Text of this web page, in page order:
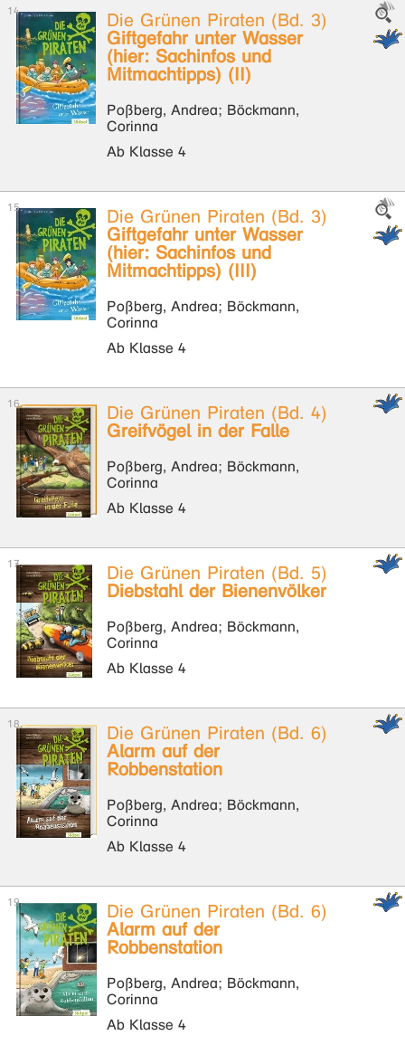
Die Grünen Piraten (Bd. 3)
Giftgefahr unter Wasser
(hier: Sachinfos und
Mitmachtipps) (II)
Poßberg, Andrea; Böckmann,
Corinna
Ab Klasse 4
Die Grünen Piraten (Bd. 3)
Giftgefahr unter Wasser
(hier: Sachinfos und
Mitmachtipps) (III)
Poßberg, Andrea; Böckmann,
Corinna
Ab Klasse 4
Die Grünen Piraten (Bd. 4)
Greifvögel in der Falle
Poßberg, Andrea; Böckmann,
Corinna
Ab Klasse 4
Die Grünen Piraten (Bd. 5)
Diebstahl der Bienenvölker
Poßberg, Andrea; Böckmann,
Corinna
Ab Klasse 4
Die Grünen Piraten (Bd. 6)
Alarm auf der
Robbenstation
Poßberg, Andrea; Böckmann,
Corinna
Ab Klasse 4
Die Grünen Piraten (Bd. 6)
Alarm auf der
Robbenstation
Poßberg, Andrea; Böckmann,
Corinna
Ab Klasse 4